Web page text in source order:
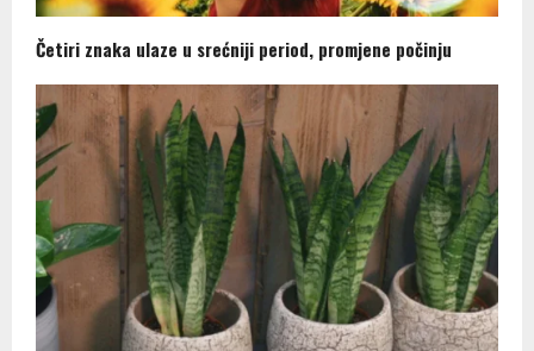
Četiri znaka ulaze u srećniji period, promjene počinju